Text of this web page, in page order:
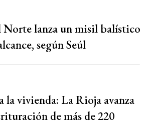
Norte lanza un misil balístico
según Seúl
la vivienda: La Rioja avanza
de más de 220